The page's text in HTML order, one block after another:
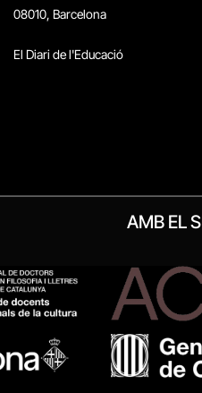
08010, Barcelona
El Diari de l'Educació
AMB EL